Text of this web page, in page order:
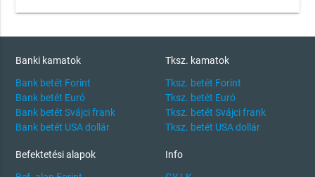
Banki kamatok
Bank betét Forint
Bank betét Euró
Bank betét Svájci frank
Bank betét USA dollár
Tksz. kamatok
Tksz. betét Forint
Tksz. betét Euró
Tksz. betét Svájci frank
Tksz. betét USA dollár
Befektetési alapok
Info